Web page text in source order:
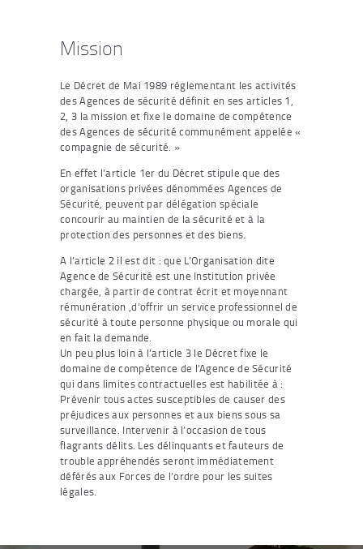
Mission
Le Décret de Mai 1989 réglementant les activités
des Agences de sécurité définit en ses articles 1,
2, 3 la mission et fixe le domaine de compétence
des Agences de sécurité communément appelée «
compagnie de sécurité. »
En effet l’article 1er du Décret stipule que des
organisations privées dénommées Agences de
Sécurité, peuvent par délégation spéciale
concourir au maintien de la sécurité et à la
protection des personnes et des biens.
A l’article 2 il est dit : que L’Organisation dite
Agence de Sécurité est une Institution privée
chargée, à partir de contrat écrit et moyennant
rémunération ,d’offrir un service professionnel de
sécurité à toute personne physique ou morale qui
en fait la demande.
Un peu plus loin à l’article 3 le Décret fixe le
domaine de compétence de l’Agence de Sécurité
qui dans limites contractuelles est habilitée à :
Prévenir tous actes susceptibles de causer des
préjudices aux personnes et aux biens sous sa
surveillance. Intervenir à l’occasion de tous
flagrants délits. Les délinquants et fauteurs de
trouble appréhendés seront immédiatement
déférés aux Forces de l’ordre pour les suites
légales.